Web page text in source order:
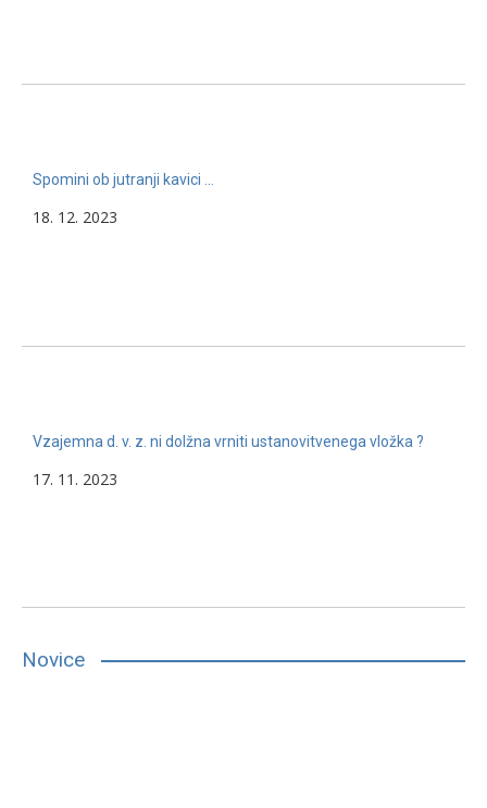
Spomini ob jutranji kavici …
18. 12. 2023
Vzajemna d. v. z. ni dolžna vrniti ustanovitvenega vložka ?
17. 11. 2023
Novice